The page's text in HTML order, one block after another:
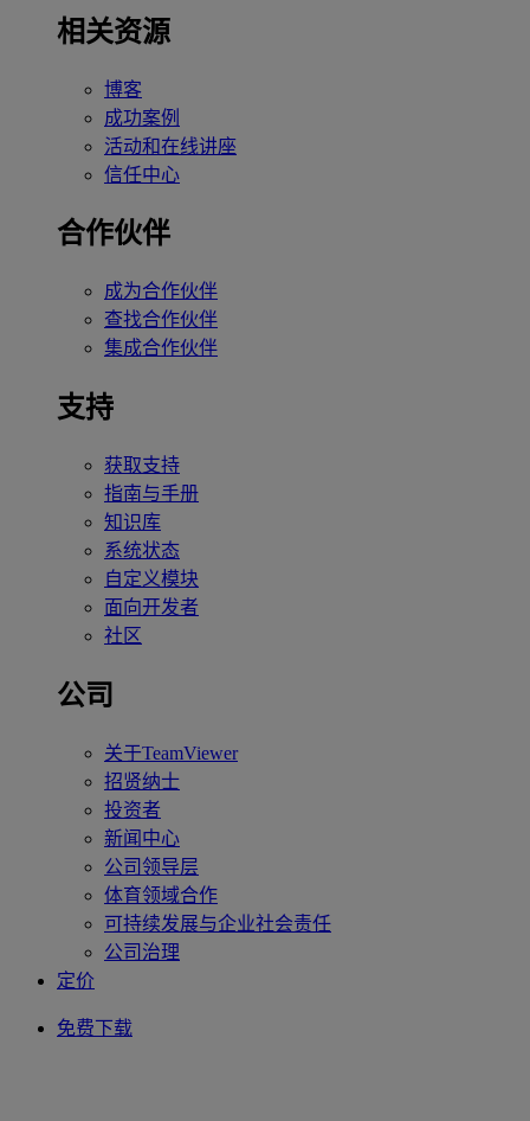
相关资源
博客
成功案例
活动和在线讲座
信任中心
合作伙伴
成为合作伙伴
查找合作伙伴
集成合作伙伴
支持
获取支持
指南与手册
知识库
系统状态
自定义模块
面向开发者
社区
公司
关于TeamViewer
招贤纳士
投资者
新闻中心
公司领导层
体育领域合作
可持续发展与企业社会责任
公司治理
定价
免费下载